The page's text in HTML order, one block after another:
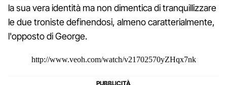
la sua vera identità ma non dimentica di tranquillizzare
le due troniste definendosi, almeno caratterialmente,
l'opposto di George.
http://www.veoh.com/watch/v21702570yZHqx7nk